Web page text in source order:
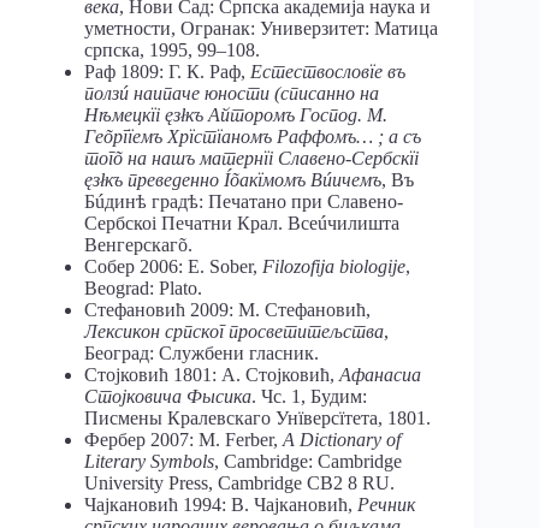
века, Нови Сад: Српска академија наука и
уметности, Огранак: Универзитет: Матица
српска, 1995, 99–108.
Раф 1809: Г. К. Раф, Естествословїе въ
ползú наипаче юности (списанно на
Нѣмецкїі ęзłкъ Айторомъ Господ. М.
Геõргїемъ Хрїстїаномъ Раффомъ… ; а съ
тогõ на нашъ матернїі Славено-Сербскїі
ęзłкъ преведенно Íõакїмомъ Вúичемъ, Въ
Бúдинѣ градѣ: Печатано при Славено-
Сербскоі Печатни Крал. Всеúчилишта
Венгерскагõ.
Собер 2006: E. Sober, Filozofija biologije,
Beograd: Plato.
Стефановић 2009: М. Стефановић,
Лексикон српског просветитељства,
Београд: Службени гласник.
Стојковић 1801: А. Стојковић, Афанасиа
Стојковича Фысика. Чс. 1, Будим:
Писмены Кралевскаго Унїверсїтета, 1801.
Фербер 2007: M. Ferber, A Dictionary of
Literary Symbols, Cambridge: Cambridge
University Press, Cambridge CB2 8 RU.
Чајкановић 1994: В. Чајкановић, Речник